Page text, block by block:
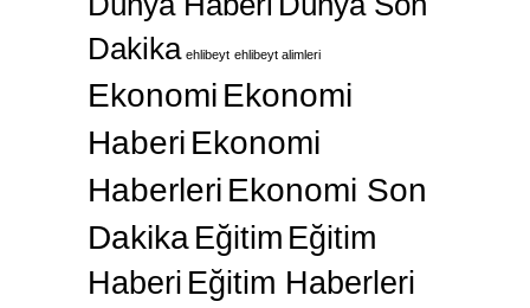
Dakika ehlibeyt ehlibeyt alimleri
Ekonomi Ekonomi
Haberi Ekonomi
Haberleri Ekonomi Son
Dakika Eğitim Eğitim
Haberi Eğitim Haberleri